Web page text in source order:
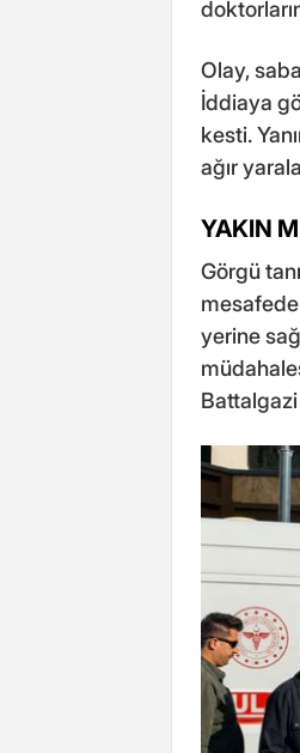
Olay,
İddiaya
kesti.
ağır
YAKIN
Görgü
yerine
Battalgazi